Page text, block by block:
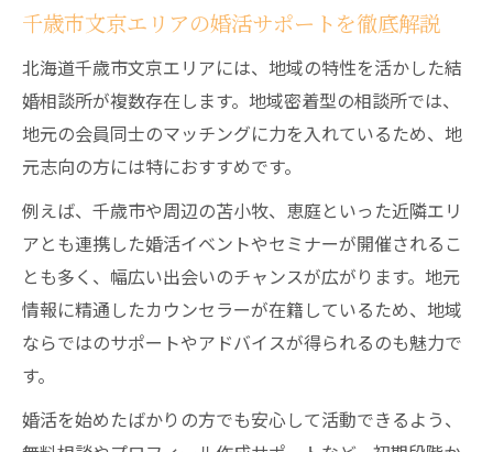
千歳市文京エリアの婚活サポートを徹底解説
北海道千歳市文京エリアには、地域の特性を活かした結
婚相談所が複数存在します。地域密着型の相談所では、
地元の会員同士のマッチングに力を入れているため、地
元志向の方には特におすすめです。
例えば、千歳市や周辺の苫小牧、恵庭といった近隣エリ
アとも連携した婚活イベントやセミナーが開催されるこ
とも多く、幅広い出会いのチャンスが広がります。地元
情報に精通したカウンセラーが在籍しているため、地域
ならではのサポートやアドバイスが得られるのも魅力で
す。
婚活を始めたばかりの方でも安心して活動できるよう、